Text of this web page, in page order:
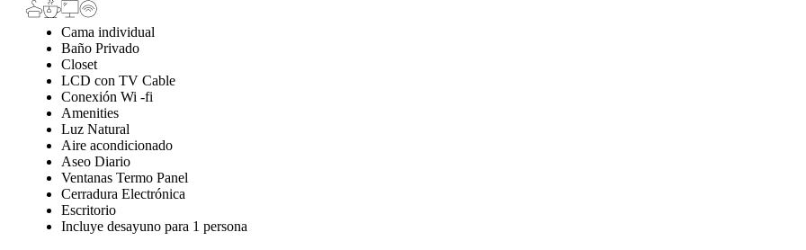
Cama individual
Baño Privado
Closet
LCD con TV Cable
Conexión Wi -fi
Amenities
Luz Natural
Aire acondicionado
Aseo Diario
Ventanas Termo Panel
Cerradura Electrónica
Escritorio
Incluye desayuno para 1 persona